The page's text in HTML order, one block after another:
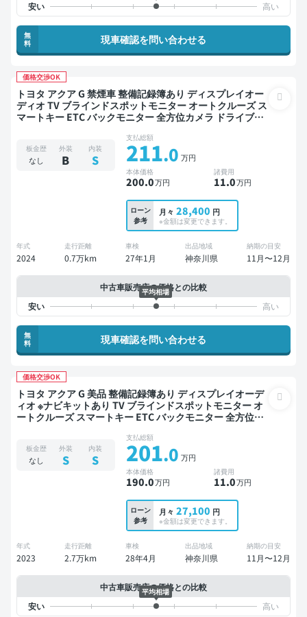
無
料
現車確認を問い合わせる
価格交渉OK
トヨタ アクア G 禁煙車 整備記録簿あり ディスプレイオー
ディオ TV ブラインドスポットモニター オートクルーズ ス
マートキー ETC バックモニター 全方位カメラ ドライブレ
板金歴
なし
外装
B
内装
S
支払総額
211.0 万円
本体価格
200.0万円
諸費用
11.0万円
ローン
参考
月々 28,400 円
※金額は変更できます。
年式
2024
走行距離
0.7万km
車検
27年1月
出品地域
神奈川県
納期の目安
11月〜12月
中古車販売店の価格との比較
平均相場
無
料
現車確認を問い合わせる
価格交渉OK
トヨタ アクア G 美品 整備記録簿あり ディスプレイオーデ
ィオ ※ナビキットあり TV ブラインドスポットモニター オ
ートクルーズ スマートキー ETC バックモニター 全方位カ
板金歴
なし
外装
S
内装
S
支払総額
201.0 万円
本体価格
190.0万円
諸費用
11.0万円
ローン
参考
月々 27,100 円
※金額は変更できます。
年式
2023
走行距離
2.7万km
車検
28年4月
出品地域
神奈川県
納期の目安
11月〜12月
中古車販売店の価格との比較
平均相場